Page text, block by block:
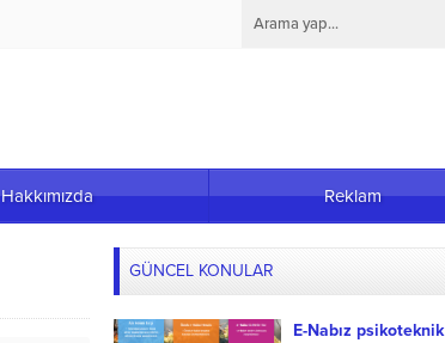
Hakkımızda Reklam
GÜNCEL KONULAR
E-Nabız psikoteknik